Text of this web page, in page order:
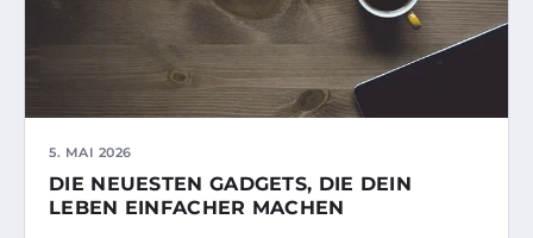
5. MAI 2026
DIE NEUESTEN GADGETS, DIE DEIN
LEBEN EINFACHER MACHEN